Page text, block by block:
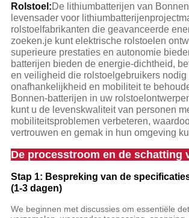
Rolstoel:De lithiumbatterijen van
levensader voor
rolstoelfabrikanten die geavanceerde
zoeken.je kunt elektrische rolstoelen
superieure prestaties en autonomie
batterijen bieden de energie-dichtheid,
en veiligheid die rolstoelgebruikers nodig
onafhankelijkheid en mobiliteit te
Bonnen-batterijen in uw
kunt u de levenskwaliteit van personen
mobiliteitsproblemen verbeteren,
vertrouwen en gemak in hun omgeving
De processtroom en de schatting
Stap 1: Bespreking van de
(1-3 dagen)
We beginnen met discussies om essentiële